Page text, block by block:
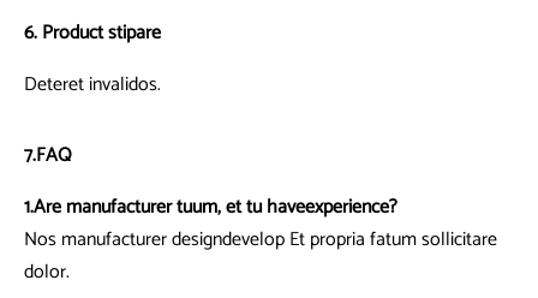
6. Product stipare
Deteret invalidos.
7.FAQ
1.Are manufacturer tuum, et tu haveexperience?
Nos manufacturer designdevelop Et propria fatum sollicitare
dolor.